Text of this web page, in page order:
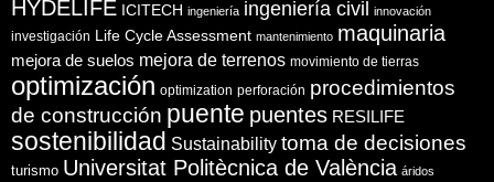
HYDELIFE ICITECH ingeniería ingeniería civil innovación
investigación Life Cycle Assessment mantenimiento maquinaria
mejora de suelos mejora de terrenos movimiento de tierras
optimización optimization perforación procedimientos
de construcción puente puentes RESILIFE
sostenibilidad Sustainability toma de decisiones
turismo Universitat Politècnica de València áridos